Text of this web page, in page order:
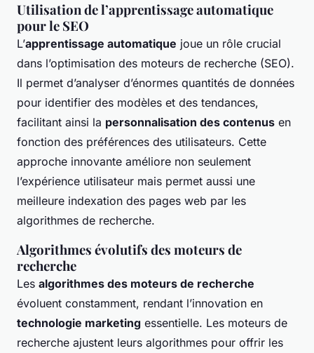
Utilisation de l’apprentissage automatique
pour le SEO
L’apprentissage automatique joue un rôle crucial
dans l’optimisation des moteurs de recherche (SEO).
Il permet d’analyser d’énormes quantités de données
pour identifier des modèles et des tendances,
facilitant ainsi la personnalisation des contenus en
fonction des préférences des utilisateurs. Cette
approche innovante améliore non seulement
l’expérience utilisateur mais permet aussi une
meilleure indexation des pages web par les
algorithmes de recherche.
Algorithmes évolutifs des moteurs de
recherche
Les algorithmes des moteurs de recherche
évoluent constamment, rendant l’innovation en
technologie marketing essentielle. Les moteurs de
recherche ajustent leurs algorithmes pour offrir les